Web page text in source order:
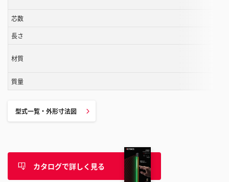
芯数
長さ
材質
質量
型式一覧・外形寸法図
カタログで詳しく見る